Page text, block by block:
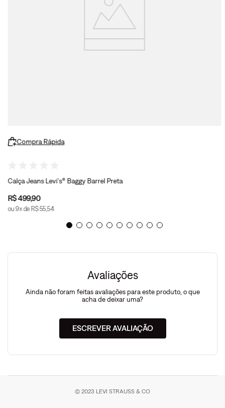
Compra Rápida
Calça Jeans Levi's® Baggy Barrel Preta
R$499,90
ou9x de R$ 55,54
Avaliações
Ainda não foram feitas avaliações para este produto, o que
acha de deixar uma?
ESCREVER AVALIAÇÃO
© 2023 LEVI STRAUSS & CO